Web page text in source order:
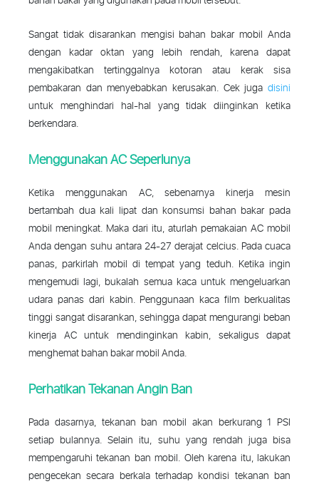
Sangat tidak disarankan mengisi bahan bakar mobil Anda
dengan kadar oktan yang lebih rendah, karena dapat
mengakibatkan tertinggalnya kotoran atau kerak sisa
pembakaran dan menyebabkan kerusakan. Cek juga disini
untuk menghindari hal-hal yang tidak diinginkan ketika
berkendara.
Menggunakan AC Seperlunya
Ketika menggunakan AC, sebenarnya kinerja mesin
bertambah dua kali lipat dan konsumsi bahan bakar pada
mobil meningkat. Maka dari itu, aturlah pemakaian AC mobil
Anda dengan suhu antara 24-27 derajat celcius. Pada cuaca
panas, parkirlah mobil di tempat yang teduh. Ketika ingin
mengemudi lagi, bukalah semua kaca untuk mengeluarkan
udara panas dari kabin. Penggunaan kaca film berkualitas
tinggi sangat disarankan, sehingga dapat mengurangi beban
kinerja AC untuk mendinginkan kabin, sekaligus dapat
menghemat bahan bakar mobil Anda.
Perhatikan Tekanan Angin Ban
Pada dasarnya, tekanan ban mobil akan berkurang 1 PSI
setiap bulannya. Selain itu, suhu yang rendah juga bisa
mempengaruhi tekanan ban mobil. Oleh karena itu, lakukan
pengecekan secara berkala terhadap kondisi tekanan ban